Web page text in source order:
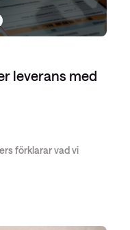
leverans med
förklarar vad vi